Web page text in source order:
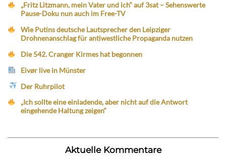
„Fritz Litzmann, mein Vater und ich“ auf 3sat – Sehenswerte
Pause-Doku nun auch im Free-TV
Wie Putins deutsche Lautsprecher den Leipziger
Drohnenanschlag für antiwestliche Propaganda nutzen
Die 542. Cranger Kirmes hat begonnen
Eivør live in Münster
Der Ruhrpilot
„Ich sollte eine einladende, aber nicht auf die Antwort
eingehende Haltung zeigen“
Aktuelle Kommentare